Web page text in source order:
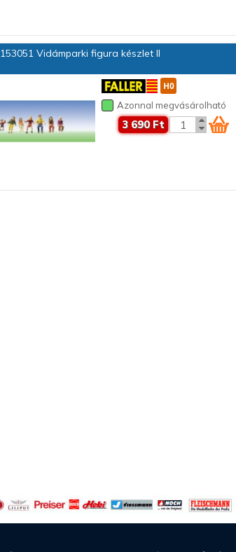
153051 Vidámparki figura készlet II
Azonnal megvásárolható
3 690 Ft